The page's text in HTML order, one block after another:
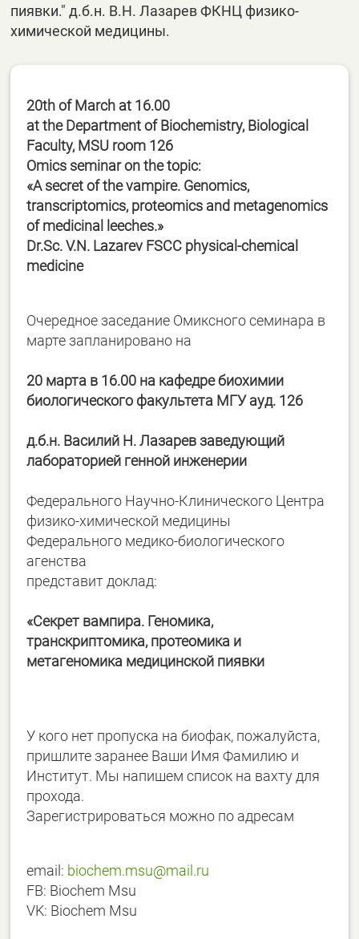
пиявки." д.б.н. В.Н. Лазарев ФКНЦ физико-
химической медицины.
20th of March at 16.00
at the Department of Biochemistry, Biological
Faculty, MSU room 126
Omics seminar on the topic:
«A secret of the vampire. Genomics,
transcriptomics, proteomics and metagenomics
of medicinal leeches.»
Dr.Sc. V.N. Lazarev FSCC physical-chemical
medicine
Очередное заседание Омиксного семинара в
марте запланировано на
20 марта в 16.00 на кафедре биохимии
биологического факультета МГУ ауд. 126
д.б.н. Василий Н. Лазарев заведующий
лабораторией генной инженерии
Федерального Научно-Клинического Центра
физико-химической медицины
Федерального медико-биологического
агенства
представит доклад:
«Секрет вампира. Геномика,
транскриптомика, протеомика и
метагеномика медицинской пиявки
У кого нет пропуска на биофак, пожалуйста,
пришлите заранее Ваши Имя Фамилию и
Институт. Мы напишем список на вахту для
прохода.
Зарегистрироваться можно по адресам
email: biochem.msu@mail.ru
FB: Biochem Msu
VK: Biochem Msu